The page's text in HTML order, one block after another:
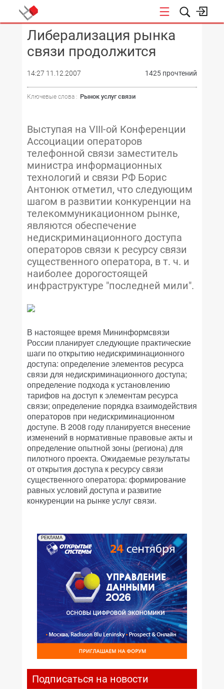
КОНФЕРЕНЦИИ
Либерализация рынка
связи продолжится
14:27 11.12.2007 1425 прочтений
Ключевые слова : Рынок услуг связи
Выступая на VIII-ой Конференции
Ассоциации операторов
телефонной связи заместитель
министра информационных
технологий и связи РФ Борис
Антонюк отметил, что следующим
шагом в развитии конкуренции на
телекоммуникационном рынке,
являются обеспечение
недискриминационного доступа
операторов связи к ресурсу связи
существенного оператора, в т. ч. и
наиболее дорогостоящей
инфраструктуре "последней мили".
В настоящее время Мининформсвязи
России планирует следующие практические
шаги по открытию недискриминационного
доступа: определение элементов ресурса
связи для недискриминационного доступа;
определение подхода к установлению
тарифов на доступ к элементам ресурса
связи; определение порядка взаимодействия
операторов при недискриминационном
доступе. В 2008 году планируется внесение
изменений в нормативные правовые акты и
определение опытной зоны (региона) для
пилотного проекта. Ожидаемые результаты
от открытия доступа к ресурсу связи
существенного оператора: формирование
равных условий доступа и развитие
конкуренции на рынке услуг связи.
РЕКЛАМА
Подписаться на новости